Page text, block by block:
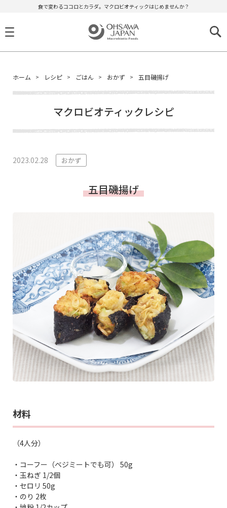
食で変わるココロとカラダ。マクロビオティックはじめませんか？
ホーム レシピ ごはん おかず 五目磯揚げ
マクロビオティックレシピ
2023.02.28 おかず
五目磯揚げ
材料
（4人分）
・コーフー（ベジミートでも可） 50g
・玉ねぎ 1/2個
・セロリ 50g
・のり 2枚